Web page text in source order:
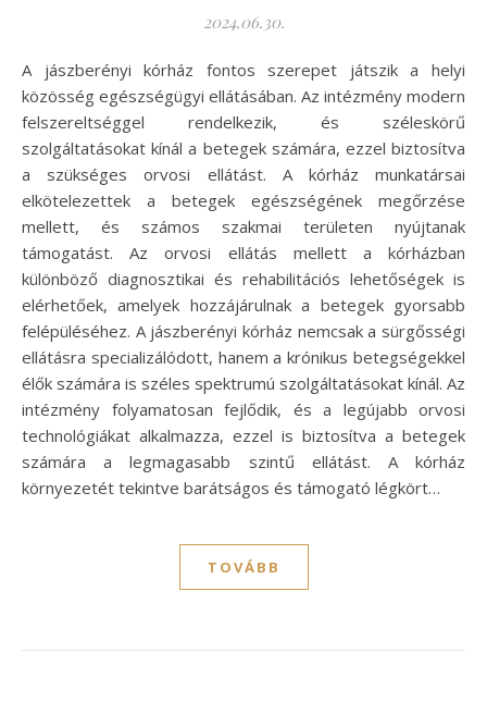
2024.06.30.
A jászberényi kórház fontos szerepet játszik a helyi
közösség egészségügyi ellátásában. Az intézmény modern
felszereltséggel rendelkezik, és széleskörű
szolgáltatásokat kínál a betegek számára, ezzel biztosítva
a szükséges orvosi ellátást. A kórház munkatársai
elkötelezettek a betegek egészségének megőrzése
mellett, és számos szakmai területen nyújtanak
támogatást. Az orvosi ellátás mellett a kórházban
különböző diagnosztikai és rehabilitációs lehetőségek is
elérhetőek, amelyek hozzájárulnak a betegek gyorsabb
felépüléséhez. A jászberényi kórház nemcsak a sürgősségi
ellátásra specializálódott, hanem a krónikus betegségekkel
élők számára is széles spektrumú szolgáltatásokat kínál. Az
intézmény folyamatosan fejlődik, és a legújabb orvosi
technológiákat alkalmazza, ezzel is biztosítva a betegek
számára a legmagasabb szintű ellátást. A kórház
környezetét tekintve barátságos és támogató légkört…
TOVÁBB